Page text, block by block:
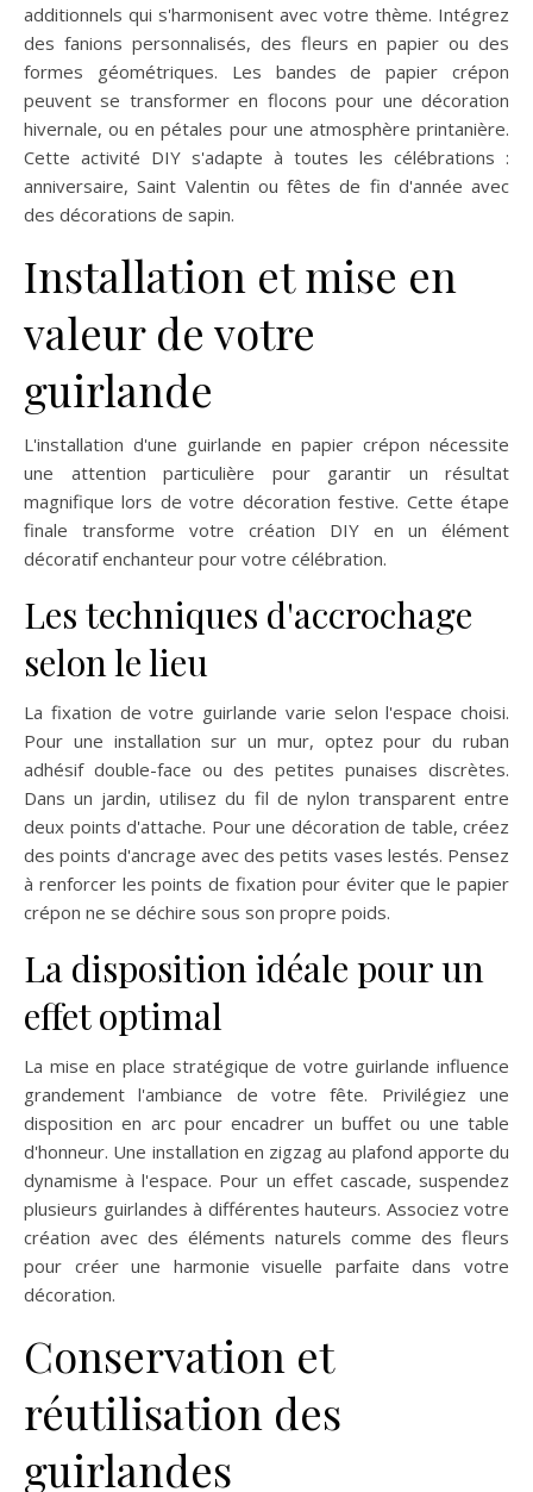
additionnels qui s'harmonisent avec votre thème. Intégrez
des fanions personnalisés, des fleurs en papier ou des
formes géométriques. Les bandes de papier crépon
peuvent se transformer en flocons pour une décoration
hivernale, ou en pétales pour une atmosphère printanière.
Cette activité DIY s'adapte à toutes les célébrations :
anniversaire, Saint Valentin ou fêtes de fin d'année avec
des décorations de sapin.
Installation et mise en
valeur de votre
guirlande
L'installation d'une guirlande en papier crépon nécessite
une attention particulière pour garantir un résultat
magnifique lors de votre décoration festive. Cette étape
finale transforme votre création DIY en un élément
décoratif enchanteur pour votre célébration.
Les techniques d'accrochage
selon le lieu
La fixation de votre guirlande varie selon l'espace choisi.
Pour une installation sur un mur, optez pour du ruban
adhésif double-face ou des petites punaises discrètes.
Dans un jardin, utilisez du fil de nylon transparent entre
deux points d'attache. Pour une décoration de table, créez
des points d'ancrage avec des petits vases lestés. Pensez
à renforcer les points de fixation pour éviter que le papier
crépon ne se déchire sous son propre poids.
La disposition idéale pour un
effet optimal
La mise en place stratégique de votre guirlande influence
grandement l'ambiance de votre fête. Privilégiez une
disposition en arc pour encadrer un buffet ou une table
d'honneur. Une installation en zigzag au plafond apporte du
dynamisme à l'espace. Pour un effet cascade, suspendez
plusieurs guirlandes à différentes hauteurs. Associez votre
création avec des éléments naturels comme des fleurs
pour créer une harmonie visuelle parfaite dans votre
décoration.
Conservation et
réutilisation des
guirlandes